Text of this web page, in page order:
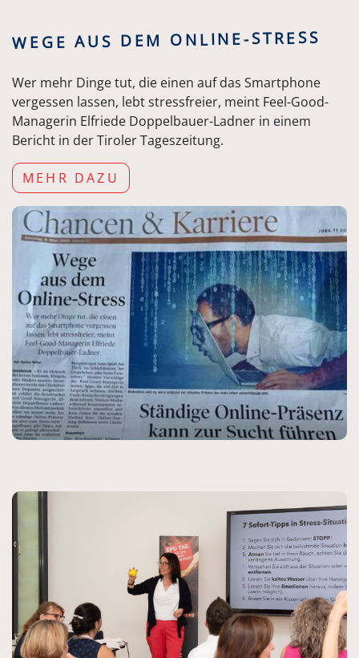
WEGE AUS DEM ONLINE-STRESS
Wer mehr Dinge tut, die einen auf das Smartphone
vergessen lassen, lebt stressfreier, meint Feel-Good-
Managerin Elfriede Doppelbauer-Ladner in einem
Bericht in der Tiroler Tageszeitung.
MEHR DAZU